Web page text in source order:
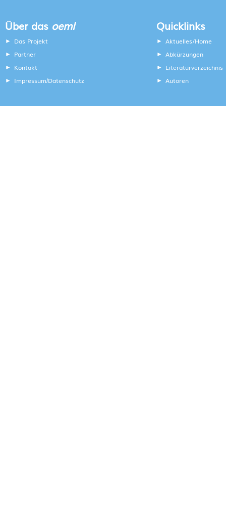
Über das oeml
Das Projekt
Partner
Kontakt
Impressum/Datenschutz
Quicklinks
Aktuelles/Home
Abkürzungen
Literaturverzeichnis
Autoren